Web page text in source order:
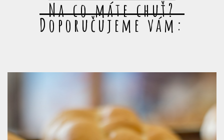
Na co máte chuť?
Doporučujeme vám: